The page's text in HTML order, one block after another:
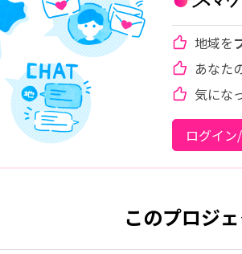
地域を
あなた
気にな
ログイ
このプロジ